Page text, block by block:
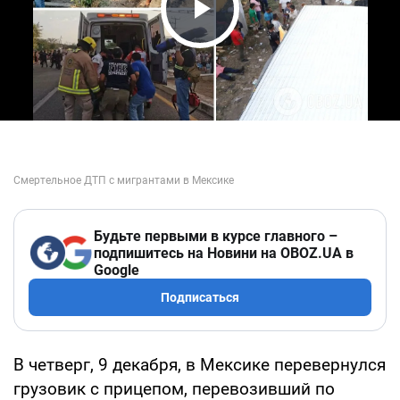
Play Video
Будьте первыми в курсе главного –
подпишитесь на Новини на OBOZ.UA в
Google
Подписаться
В четверг, 9 декабря, в Мексике перевернулся
грузовик с прицепом, перевозивший по